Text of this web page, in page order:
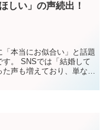
しい」の声続出！
本当にお似合い」と話題
。 SNSでは「結婚して
声も増えており、単なる